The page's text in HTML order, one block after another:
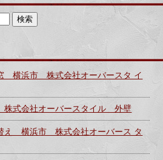
横浜市 株式会社オーバースタ イ
式会社オーバースタイル 外壁
え 横浜市 株式会社オーバース タ